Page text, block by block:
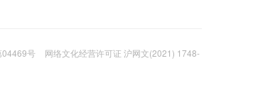
01月07日0107外汇视频
04469号
网络文化经营许可证 沪网文(2021) 1748-